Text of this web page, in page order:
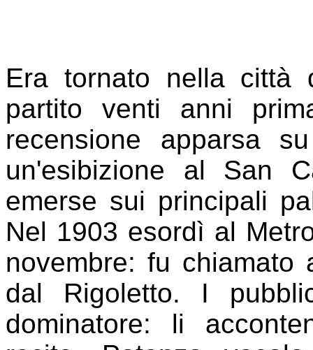
Era tornato nella città
partito venti anni
recensione apparsa
un'esibizione al San
emerse sui principali
Nel 1903 esordì al
novembre: fu
dal Rigoletto. I
dominatore: li